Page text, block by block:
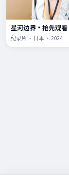
星河边界·抢先观看
纪录片 · 日本 · 2024